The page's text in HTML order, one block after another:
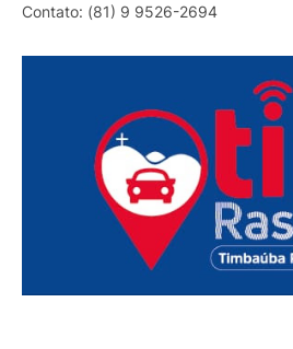
Contato: (81) 9 9526-2694